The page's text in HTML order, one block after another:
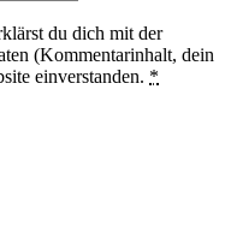
du dich mit der
(Kommentarinhalt, dein
einverstanden. *